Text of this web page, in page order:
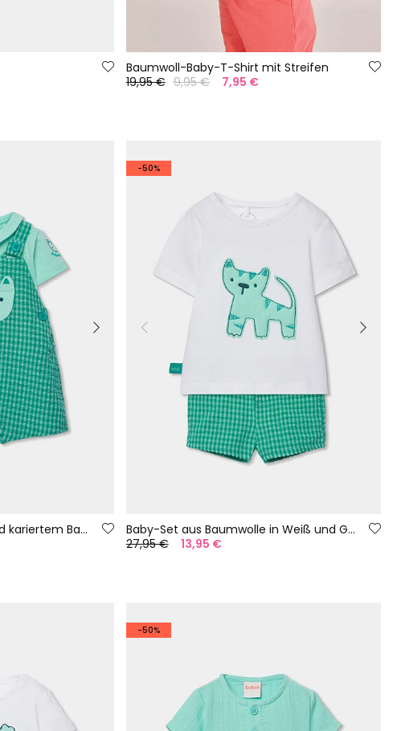
Baumwoll-Baby-T-Shirt mit Streifen
19,95 € 9,95 € 7,95 €
Babyset aus Latzhose und kariertem Baumwollshirt.
-50%
Baby-Set aus Baumwolle in Weiß und Grün
27,95 €
13,95 €
-50%